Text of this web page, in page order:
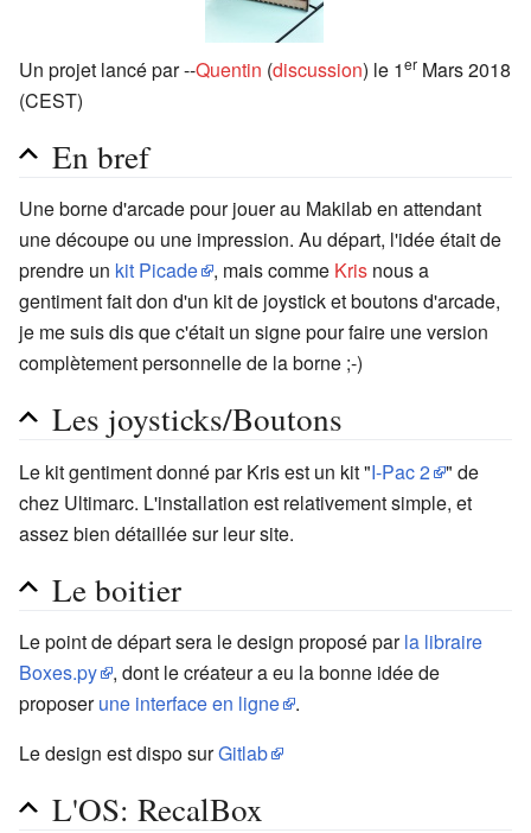
Un projet lancé par --Quentin (discussion) le 1er Mars 2018
(CEST)
En bref
Une borne d'arcade pour jouer au Makilab en attendant
une découpe ou une impression. Au départ, l'idée était de
prendre un kit Picade , mais comme Kris nous a
gentiment fait don d'un kit de joystick et boutons d'arcade,
je me suis dis que c'était un signe pour faire une version
complètement personnelle de la borne ;-)
Les joysticks/Boutons
Le kit gentiment donné par Kris est un kit "I-Pac 2 " de
chez Ultimarc. L'installation est relativement simple, et
assez bien détaillée sur leur site.
Le boitier
Le point de départ sera le design proposé parla libraire
Boxes.py
, dont le créateur a eu la bonne idée de
proposerune interface en ligne
.
Le design est dispo surGitlab
L'OS: RecalBox